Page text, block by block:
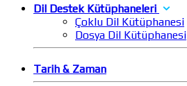
Dil Destek Kütüphaneleri
Çoklu Dil Kütüphanesi
Dosya Dil Kütüphanesi
Tarih & Zaman